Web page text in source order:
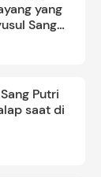
yang
Sang
Putri
saat di